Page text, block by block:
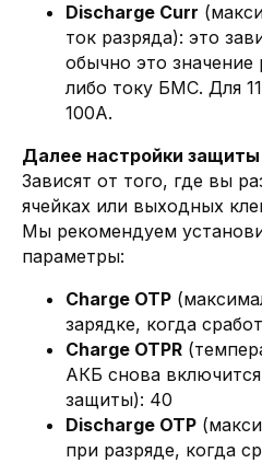
Discharge Curr
ток разряда): это
обычно это
либо току БМС. Для
100А.
Далее настройки
Зависят от того, где вы
ячейках или выходных
Мы рекомендуем
параметры:
Charge OTP
зарядке, когда
Charge OTPR
АКБ снова
защиты): 40
Discharge OTP
при разряде, когда